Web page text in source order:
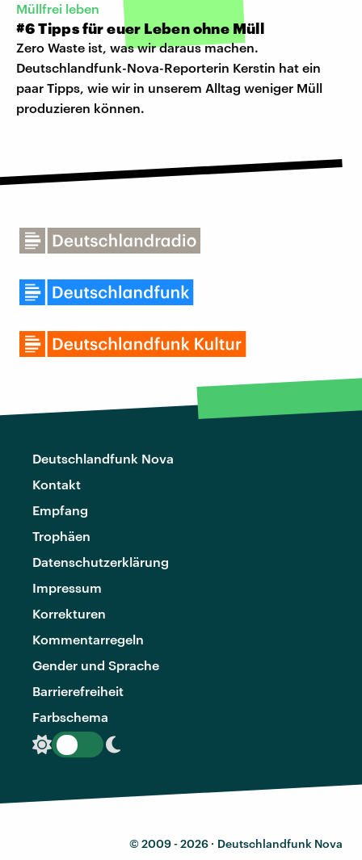
Müllfrei leben
#6 Tipps für euer Leben ohne Müll
Zero Waste ist, was wir daraus machen.
Deutschlandfunk-Nova-Reporterin Kerstin hat ein
paar Tipps, wie wir in unserem Alltag weniger Müll
produzieren können.
Deutschlandfunk Nova
Kontakt
Empfang
Trophäen
Datenschutzerklärung
Impressum
Korrekturen
Kommentarregeln
Gender und Sprache
Barrierefreiheit
Farbschema
© 2009 - 2026 · Deutschlandfunk Nova